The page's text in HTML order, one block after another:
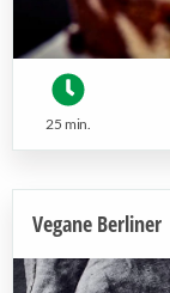
25 min.
Vegane Berliner